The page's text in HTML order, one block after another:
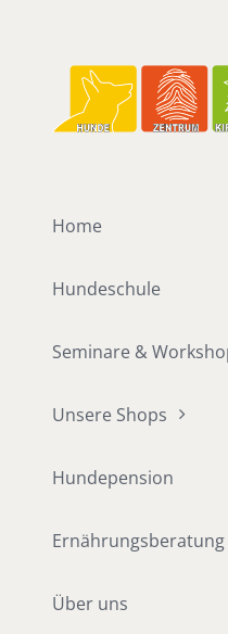
Home
Hundeschule
Seminare &
Unsere Shops
Hundepension
Ernährungsberatung
Über uns